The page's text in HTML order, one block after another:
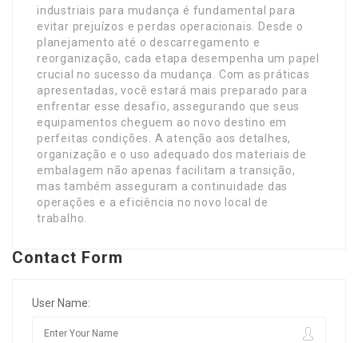
industriais para mudança é fundamental para
evitar prejuízos e perdas operacionais. Desde o
planejamento até o descarregamento e
reorganização, cada etapa desempenha um papel
crucial no sucesso da mudança. Com as práticas
apresentadas, você estará mais preparado para
enfrentar esse desafio, assegurando que seus
equipamentos cheguem ao novo destino em
perfeitas condições. A atenção aos detalhes,
organização e o uso adequado dos materiais de
embalagem não apenas facilitam a transição,
mas também asseguram a continuidade das
operações e a eficiência no novo local de
trabalho.
Contact Form
User Name: